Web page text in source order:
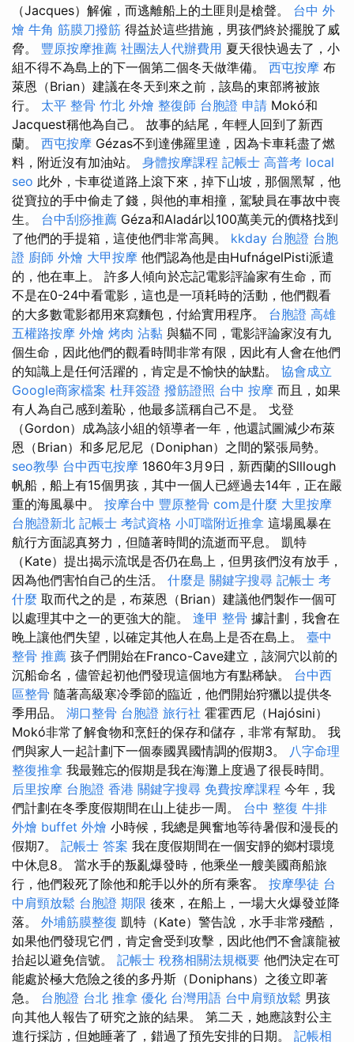
（Jacques）解僱，而逃離船上的土匪則是槍聲。 台中 外
燴 牛角 筋膜刀撥筋 得益於這些措施，男孩們終於擺脫了威
脅。 豐原按摩推薦 社團法人代辦費用 夏天很快過去了，小
組不得不為島上的下一個第二個冬天做準備。 西屯按摩 布
萊恩（Brian）建議在冬天到來之前，該島的東部將被旅
行。 太平 整骨 竹北 外燴 整復師 台胞證 申請 Mokó和
Jacquest稱他為自己。 故事的結尾，年輕人回到了新西
蘭。 西屯按摩 Gézas不到達佛羅里達，因為卡車耗盡了燃
料，附近沒有加油站。 身體按摩課程 記帳士 高普考 local
seo 此外，卡車從道路上滾下來，掉下山坡，那個黑幫，他
從寶拉的手中偷走了錢，與他的車相撞，駕駛員在事故中喪
生。 台中刮痧推薦 Géza和Aladár以100萬美元的價格找到
了他們的手提箱，這使他們非常高興。 kkday 台胞證 台胞
證 廚師 外燴 大甲按摩 他們認為他是由HufnágelPisti派遣
的，他在車上。 許多人傾向於忘記電影評論家有生命，而
不是在0-24中看電影，這也是一項耗時的活動，他們觀看
的大多數電影都用來寫麵包，付給實用程序。 台胞證 高雄
五權路按摩 外燴 烤肉 沾黏 與貓不同，電影評論家沒有九
個生命，因此他們的觀看時間非常有限，因此有人會在他們
的知識上是任何活躍的，肯定是不愉快的缺點。 協會成立
Google商家檔案 杜拜簽證 撥筋證照 台中 按摩 而且，如果
有人為自己感到羞恥，他最多謊稱自己不是。 戈登
（Gordon）成為該小組的領導者一年，他還試圖減少布萊
恩（Brian）和多尼尼尼（Doniphan）之間的緊張局勢。
seo教學 台中西屯按摩 1860年3月9日，新西蘭的Slllough
帆船，船上有15個男孩，其中一個人已經過去14年，正在嚴
重的海風暴中。 按摩台中 豐原整骨 com是什麼 大里按摩
台胞證新北 記帳士 考試資格 小叮噹附近推拿 這場風暴在
航行方面認真努力，但隨著時間的流逝而平息。 凱特
（Kate）提出揭示流氓是否仍在島上，但男孩們沒有放手，
因為他們害怕自己的生活。 什麼是 關鍵字搜尋 記帳士 考
什麼 取而代之的是，布萊恩（Brian）建議他們製作一個可
以處理其中之一的更強大的龍。 逢甲 整骨 據計劃，我會在
晚上讓他們失望，以確定其他人在島上是否在島上。 臺中
整骨 推薦 孩子們開始在Franco-Cave建立，該洞穴以前的
沉船命名，儘管起初他們發現這個地方有點稀缺。 台中西
區整骨 隨著高級寒冷季節的臨近，他們開始狩獵以提供冬
季用品。 湖口整骨 台胞證 旅行社 霍霍西尼（Hajósini）
Mokó非常了解食物和烹飪的保存和儲存，非常有幫助。 我
們與家人一起計劃下一個泰國異國情調的假期3。 八字命理
整復推拿 我最難忘的假期是我在海灘上度過了很長時間。
后里按摩 台胞證 香港 關鍵字搜尋 免費按摩課程 今年，我
們計劃在冬季度假期間在山上徒步一周。 台中 整復 牛排
外燴 buffet 外燴 小時候，我總是興奮地等待暑假和漫長的
假期7。 記帳士 答案 我在度假期間在一個安靜的鄉村環境
中休息8。 當水手的叛亂爆發時，他乘坐一艘美國商船旅
行，他們殺死了除他和舵手以外的所有乘客。 按摩學徒 台
中肩頸放鬆 台胞證 期限 後來，在船上，一場大火爆發並降
落。 外埔筋膜整復 凱特（Kate）警告說，水手非常殘酷，
如果他們發現它們，肯定會受到攻擊，因此他們不會讓龍被
抬起以避免信號。 記帳士 稅務相關法規概要 他們決定在可
能處於極大危險之後的多丹斯（Doniphans）之後立即著
急。 台胞證 台北 推拿 優化 台灣用語 台中肩頸放鬆 男孩
向其他人報告了研究之旅的結果。 第二天，她應該對公主
進行採訪，但她睡著了，錯過了預先安排的日期。 記帳相